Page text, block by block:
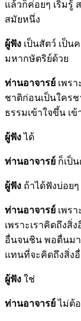
แล้วก็ค่อยๆ เริ่มรู้
สมัยหนึ่ง
ผู้ฟัง เป็นสัตว์ เป็น
มหากษัตริย์ด้วย
ท่านอาจารย์ เพร
ชาติก่อนเป็นใคร
ธรรมเข้าใจขึ้น เ
ผู้ฟังได้
ท่านอาจารย์ ก็เป็
ผู้ฟัง ถ้าได้ฟังบ่อย
ท่านอาจารย์ เพร
เพราะเราคิดถึงสิ่
อื่นจนชิน พอตื่นมา
แทนที่จะคิดถึงสิ่ง
ผู้ฟัง ใช่
ท่านอาจารย์ไม่ต้